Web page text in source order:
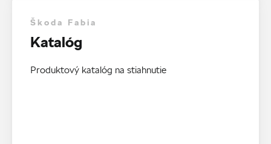
Škoda Fabia
Katalóg
Produktový katalóg na stiahnutie